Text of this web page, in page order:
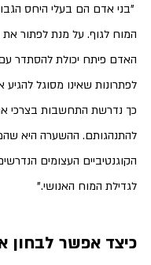
"בני אדם הם בעלי היחס
המוח לגוף. על מנת לפתור
האדם פיתח יכולת להסתדר
לפתרונות שאינו מסוגל
כך נדרשת התחשבות בצרכי
להתנהגותם. ההשערה היא
הקוגנטיביים העצומים
לגדילת המוח האנושי."
כיצד אפשר לבחון